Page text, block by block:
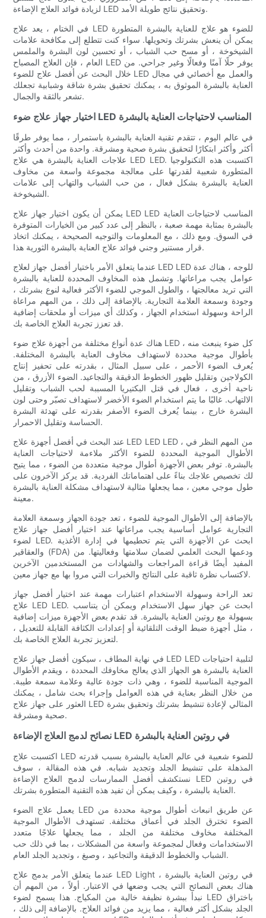
لزيادة فوائد العلاج الإضاءة LED وتحقيق نتائج طويلة الأمد.
في الختام ، يعد علاج LED للضوء هو علاج للعناية بالبشرة المتطورة
يمكن أن ينعش بشرتك وتحويلها. سواء كنت تتطلع إلى مكافحة علامات
الشيخوخة ، أو مسح حب الشباب ، أو تحسين لون البشرة والملمس
العام ، فإن العلاج المصباح LED يوفر حلًا آمنًا وفعالًا وغير جراحي. من
خلال البحث عن أفضل علاج للضوء LED والعمل مع أخصائي في مجال
العناية بالبشرة الموثوق به ، يمكنك تحقيق بشرة شاقة وشبابية تجعلك
تشعر بالثقة والجمال.
اختيار جهاز علاج ضوء LED المناسب لاحتياجات العناية بالبشرة
في عالم اليوم ، تتقدم تقنية العناية بالبشرة باستمرار ، مما يوفر طرقًا
أكثر وأكثر ابتكارًا لتحقيق بشرة صحية ومشرقة. واحدة من أحدث وأكثر
علاجات العناية بالبشرة هي علاج LED LED. اكتسبت هذه التكنولوجيا
المتطورة شعبية لقدرتها على معالجة مجموعة واسعة من مخاوف
العناية بالبشرة بشكل فعال ، من حب الشباب والتهاب إلى علامات
الشيخوخة.
يمكن أن يكون اختيار جهاز علاج LED LED المناسب لاحتياجات العناية
بالبشرة بمثابة مهمة صعبة ، بالنظر إلى عدد كبير من الخيارات المتوفرة
في السوق. ومع ذلك ، مع المعلومات والتوجيه الصحيحة ، يمكنك اتخاذ
قرار مستنير وجني فوائد علاج العناية بالبشرة الثورية هذا.
عندما يتعلق الأمر باختيار أفضل جهاز لعلاج LED LED للوجه ، هناك عدة
عوامل يجب مراعاتها. وتشمل هذه المخاوف المحددة للعناية بالبشرة
التي تريد معالجتها ، والطول الموجي للضوء الأكثر فعالية لنوع بشرتك ،
وجودة وسمعة العلامة التجارية. بالإضافة إلى ذلك ، من المهم مراعاة
الراحة وسهولة استخدام الجهاز ، وكذلك أي ميزات أو ملحقات إضافية
قد تعزز تجربة العلاج الخاصة بك.
هناك عدة أنواع مختلفة من أجهزة علاج ضوء LED ، كل ضوء ينبعث منه
بأطوال موجية محددة لاستهداف مخاوف العناية بالبشرة المختلفة.
يُعرف الضوء الأحمر ، على سبيل المثال ، بقدرته على تحفيز إنتاج
الكولاجين وتقليل ظهور الخطوط الدقيقة والتجاعيد. الضوء الأزرق ، من
ناحية أخرى ، فعال في قتل البكتيريا المسببة لحب الشباب وتقليل
الالتهاب. غالبًا ما يتم استخدام الضوء الأخضر لاستهداف تصبّر وحتى لون
البشرة خارج ، بينما يُعرف الضوء الأصفر بقدرته على تهدئة البشرة
الحساسة وتقليل الاحمرار.
عند البحث في أفضل أجهزة علاج LED LED LED ، من المهم النظر في
الأطوال الموجية المحددة للضوء الأكثر ملاءمة لاحتياجات العناية
بالبشرة. توفر بعض الأجهزة أطوال موجية متعددة من الضوء ، مما يتيح
لك تخصيص علاجك بناءً على اهتماماتك الفردية. قد يركز الآخرون على
طول موجي معين ، مما يجعلها مثالية لاستهداف مشكلة العناية بالبشرة
معينة.
بالإضافة إلى الأطوال الموجية للضوء ، تعد جودة الجهاز وسمعة العلامة
التجارية عوامل أساسية يجب مراعاتها عند اختيار أفضل جهاز علاج
لضوء LED. ابحث عن الأجهزة التي يتم تحطيمها في إدارة الأغذية
والعقاقير (FDA) ودعمها البحث العلمي لضمان سلامتها وفعاليتها. من
المفيد أيضًا قراءة المراجعات والشهادات من المستخدمين الآخرين
لاكتساب نظرة ثاقبة على النتائج والخبرات التي مروا بها مع جهاز معين.
تعد الراحة وسهولة الاستخدام اعتبارات مهمة عند اختيار أفضل جهاز
علاج LED LED. ابحث عن جهاز سهل الاستخدام ويمكن أن يتناسب
بسهولة مع روتين العناية بالبشرة. قد تقدم بعض الأجهزة ميزات إضافية
، مثل أجهزة ضبط الوقت التلقائية أو إعدادات الكثافة القابلة للتعديل ،
لتعزيز تجربة العلاج الخاصة بك.
في نهاية المطاف ، سيكون أفضل جهاز علاج LED LED لتلبية احتياجات
العناية بالبشرة هو الجهاز الذي يعالج مخاوفك المحددة ، ويقدم الأطوال
الموجية المناسبة للضوء ، وهي ذات جودة عالية وعلامة سمعة طيبة.
من خلال النظر بعناية في هذه العوامل وإجراء بحث شامل ، يمكنك
العثور على جهاز علاج LED المثالي لإعادة تنشيط بشرتك وتحقيق بشرة
صحية ومشرقة.
نصائح لدمج العلاج الإضاءة LED في روتين العناية بالبشرة
اكتسبت علاج LED للضوء شعبية في عالم العناية بالبشرة بسبب قدرته
المذهلة على تنشيط الجلد وتجديد شبابه. في هذه المقالة ، سوف
نستكشف أفضل الممارسات لدمج العلاج الإضاءة LED في روتين
العناية بالبشرة ، وكيف يمكن أن تفيد هذه التقنية المتطورة بشرتك.
يعمل علاج الضوء LED عن طريق انبعاث أطوال موجية محددة من
الضوء تخترق الجلد في أعماق مختلفة. تستهدف الأطوال الموجية
المختلفة مخاوف مختلفة من الجلد ، مما يجعلها علاجًا متعدد
الاستخدامات وفعال لمجموعة واسعة من المشكلات ، بما في ذلك حب
الشباب والخطوط الدقيقة والتجاعيد ، وصبغ ، وتجديد الجلد العام.
عندما يتعلق الأمر بدمج علاج LED Light في روتين العناية بالبشرة ،
هناك بعض النصائح التي يجب وضعها في الاعتبار. أولاً ، من المهم أن
نبدأ ببشرة نظيفة خالية من المكياج. هذا يسمح لضوء LED باختراق
الجلد بشكل أكثر فعالية ، مما يزيد من فوائد العلاج. بالإضافة إلى ذلك ،